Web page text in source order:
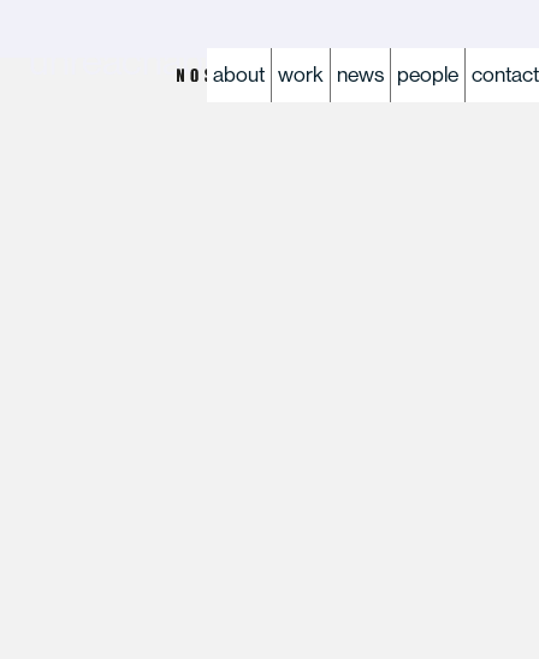
about work news people contact
unreachables.